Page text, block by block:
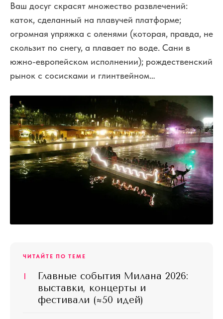
Ваш досуг скрасят множество развлечений:
каток, сделанный на плавучей платформе;
огромная упряжка с оленями (которая, правда, не
скользит по снегу, а плавает по воде. Сани в
южно-европейском исполнении); рождественский
рынок с сосисками и глинтвейном…
ЧИТАЙТЕ ПО ТЕМЕ
I
Главные события Милана 2026:
выставки, концерты и
фестивали (≈50 идей)